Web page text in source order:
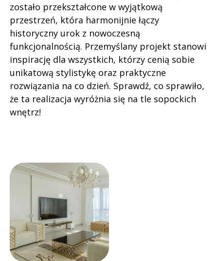
zostało przekształcone w wyjątkową
przestrzeń, która harmonijnie łączy
historyczny urok z nowoczesną
funkcjonalnością. Przemyślany projekt stanowi
inspirację dla wszystkich, którzy cenią sobie
unikatową stylistykę oraz praktyczne
rozwiązania na co dzień. Sprawdź, co sprawiło,
że ta realizacja wyróżnia się na tle sopockich
wnętrz!